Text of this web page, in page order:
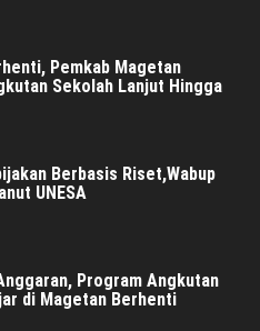
Pemkab Magetan
Sekolah Lanjut Hingga
Berbasis Riset,Wabup
UNESA
Program Angkutan
di Magetan Berhenti